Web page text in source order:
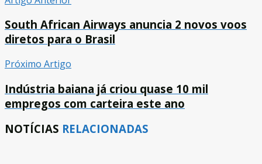
South African Airways anuncia 2 novos voos
diretos para o Brasil
Próximo Artigo
Indústria baiana já criou quase 10 mil
empregos com carteira este ano
NOTÍCIAS RELACIONADAS